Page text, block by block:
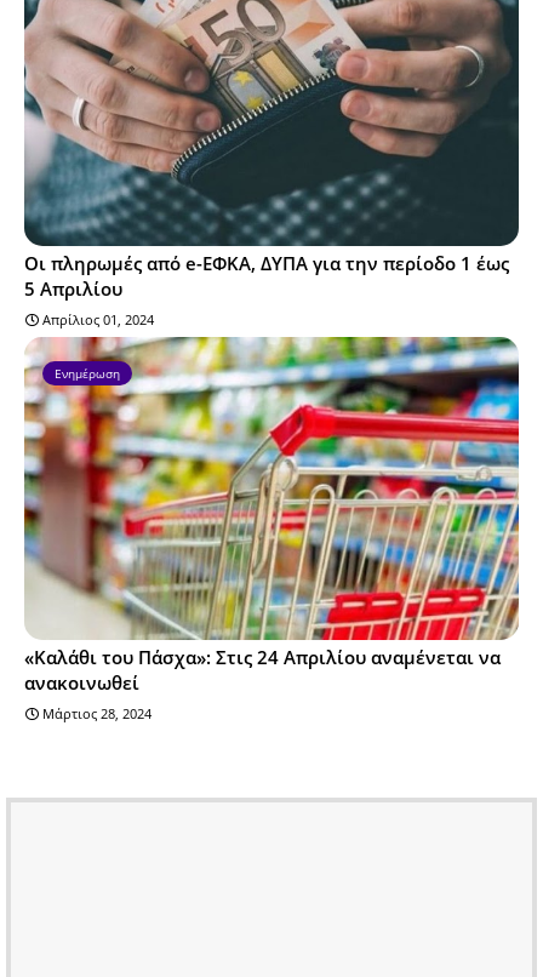
Οι πληρωμές από e-ΕΦΚΑ, ΔΥΠΑ για την περίοδο 1 έως
5 Απριλίου
Απρίλιος 01, 2024
Ενημέρωση
«Καλάθι του Πάσχα»: Στις 24 Απριλίου αναμένεται να
ανακοινωθεί
Μάρτιος 28, 2024